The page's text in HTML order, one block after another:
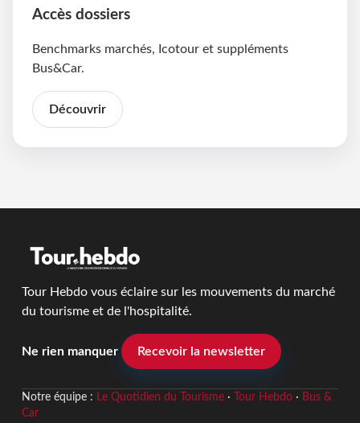
Accès dossiers
Benchmarks marchés, Icotour et suppléments
Bus&Car.
Découvrir
Tour Hebdo vous éclaire sur les mouvements du marché
du tourisme et de l'hospitalité.
Ne rien manquer Recevoir la newsletter
Notre équipe : Le Quotidien du Tourisme· Tour Hebdo· Bus &
Car